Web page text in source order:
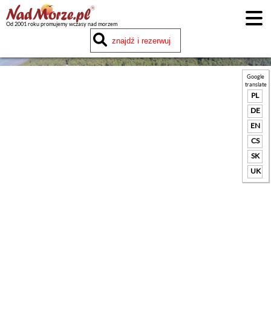
Od 2001 roku promujemy wczasy nad morzem
Google
translate
PL
DE
EN
CS
SK
UK